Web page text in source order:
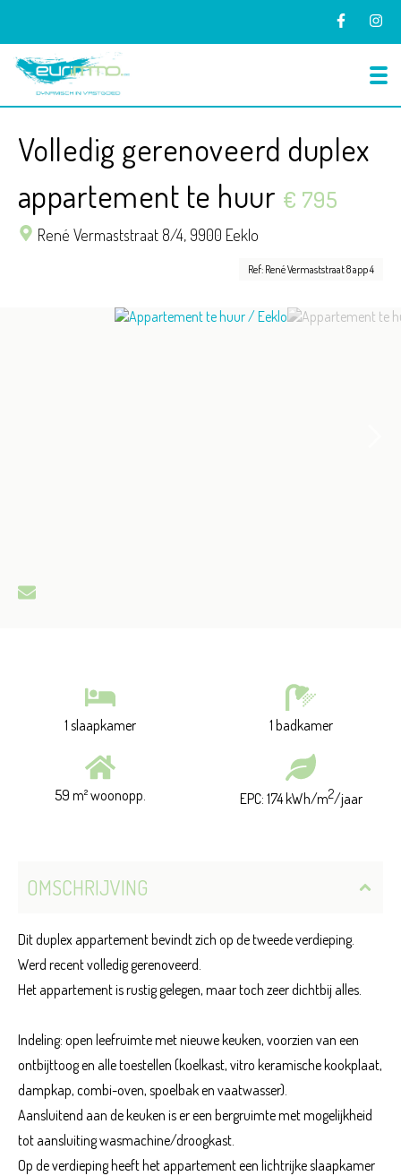
Volledig gerenoveerd duplex
appartement te huur € 795
René Vermaststraat 8/4, 9900 Eeklo
Ref: René Vermaststraat 8 app 4
1 slaapkamer 1 badkamer
59 m² woonopp. EPC: 174 kWh/m2/jaar
OMSCHRIJVING
Dit duplex appartement bevindt zich op de tweede verdieping.
Werd recent volledig gerenoveerd.
Het appartement is rustig gelegen, maar toch zeer dichtbij alles.
Indeling: open leefruimte met nieuwe keuken, voorzien van een
ontbijttoog en alle toestellen (koelkast, vitro keramische kookplaat,
dampkap, combi-oven, spoelbak en vaatwasser).
Aansluitend aan de keuken is er een bergruimte met mogelijkheid
tot aansluiting wasmachine/droogkast.
Op de verdieping heeft het appartement een lichtrijke slaapkamer